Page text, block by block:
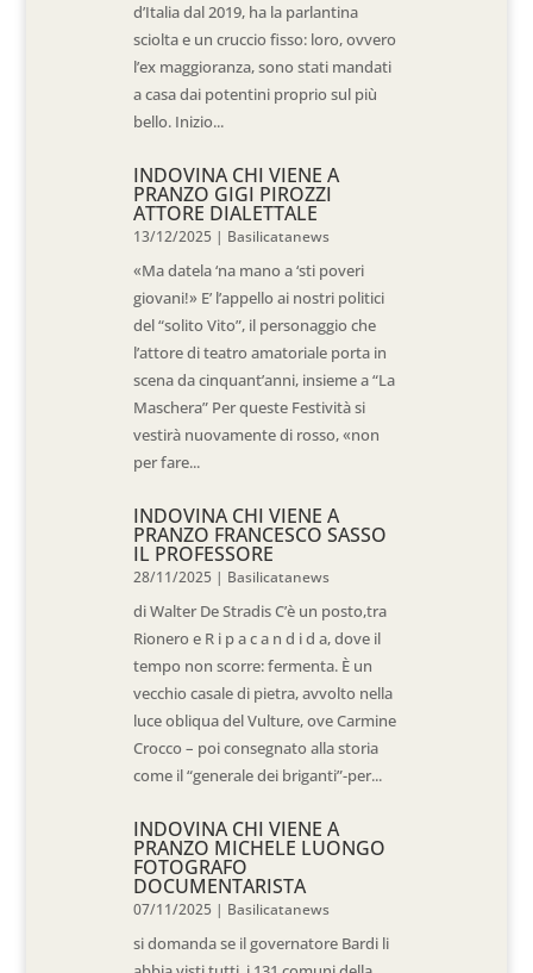
d’Italia dal 2019, ha la parlantina
sciolta e un cruccio fisso: loro, ovvero
l’ex maggioranza, sono stati mandati
a casa dai potentini proprio sul più
bello. Inizio...
INDOVINA CHI VIENE A
PRANZO GIGI PIROZZI
ATTORE DIALETTALE
13/12/2025 | Basilicatanews
«Ma datela ‘na mano a ‘sti poveri
giovani!» E’ l’appello ai nostri politici
del “solito Vito”, il personaggio che
l’attore di teatro amatoriale porta in
scena da cinquant’anni, insieme a “La
Maschera” Per queste Festività si
vestirà nuovamente di rosso, «non
per fare...
INDOVINA CHI VIENE A
PRANZO FRANCESCO SASSO
IL PROFESSORE
28/11/2025 | Basilicatanews
di Walter De Stradis C’è un posto,tra
Rionero e R i p a c a n d i d a, dove il
tempo non scorre: fermenta. È un
vecchio casale di pietra, avvolto nella
luce obliqua del Vulture, ove Carmine
Crocco – poi consegnato alla storia
come il “generale dei briganti”-per...
INDOVINA CHI VIENE A
PRANZO MICHELE LUONGO
FOTOGRAFO
DOCUMENTARISTA
07/11/2025 | Basilicatanews
si domanda se il governatore Bardi li